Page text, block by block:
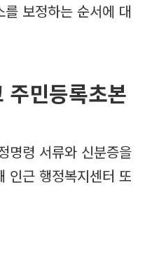
보정하는 순서에 대
주민등록초본
명령 서류와 신분증을
인근 행정복지센터 또